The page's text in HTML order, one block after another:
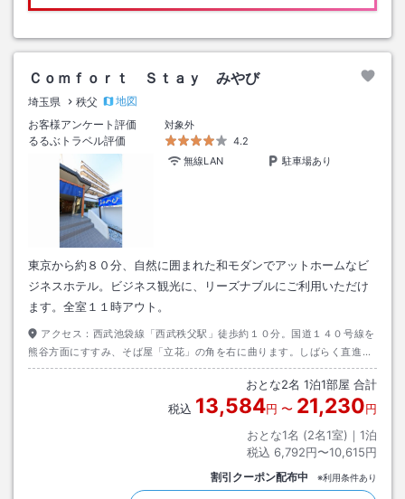
Ｃｏｍｆｏｒｔ Ｓｔａｙ みやび
埼玉県 秩父
地図
お客様アンケート評価
対象外
るるぶトラベル評価
4.2
無線LAN
駐車場あり
東京から約８０分、自然に囲まれた和モダンでアットホームなビ
ジネスホテル。ビジネス観光に、リーズナブルにご利用いただけ
ます。全室１１時アウト。
アクセス： 西武池袋線「西武秩父駅」徒歩約１０分。国道１４０号線を
熊谷方面にすすみ、そば屋「立花」の角を右に曲ります。しばらく直進す
ると看板がありますので、左に曲ります。
おとな2名 1泊1部屋 合計
税込 13,584円 〜 21,230円
おとな1名 (2名1室)｜ 1泊
税込 6,792円〜10,615円
割引クーポン配布中 ※利用条件あり